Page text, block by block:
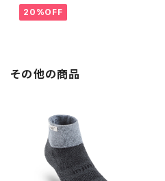
20%OFF
その他の商品